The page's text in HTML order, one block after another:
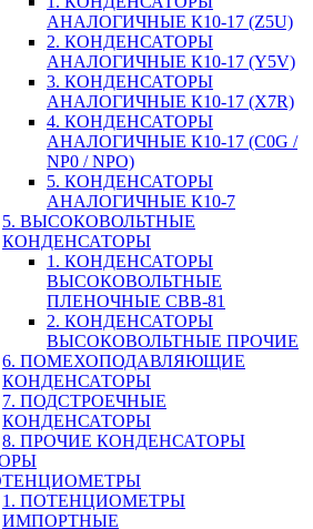
АНАЛОГИЧНЫЕ К10-17 (Z5U)
2. КОНДЕНСАТОРЫ
АНАЛОГИЧНЫЕ К10-17 (Y5V)
3. КОНДЕНСАТОРЫ
АНАЛОГИЧНЫЕ К10-17 (X7R)
4. КОНДЕНСАТОРЫ
АНАЛОГИЧНЫЕ К10-17 (C0G /
NP0 / NPO)
5. КОНДЕНСАТОРЫ
АНАЛОГИЧНЫЕ К10-7
5. ВЫСОКОВОЛЬТНЫЕ
КОНДЕНСАТОРЫ
1. КОНДЕНСАТОРЫ
ВЫСОКОВОЛЬТНЫЕ
ПЛЕНОЧНЫЕ CBB-81
2. КОНДЕНСАТОРЫ
ВЫСОКОВОЛЬТНЫЕ ПРОЧИЕ
6. ПОМЕХОПОДАВЛЯЮЩИЕ
КОНДЕНСАТОРЫ
7. ПОДСТРОЕЧНЫЕ
КОНДЕНСАТОРЫ
8. ПРОЧИЕ КОНДЕНСАТОРЫ
1. ПОТЕНЦИОМЕТРЫ
ИМПОРТНЫЕ